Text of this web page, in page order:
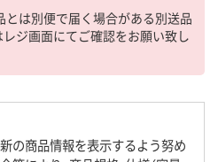
とは別便で届く場合がある別送品
ジ画面にてご確認をお願い致し
の商品情報を表示するよう努め